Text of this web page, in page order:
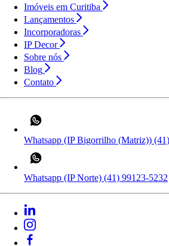
Imóveis em Curitiba
Lançamentos
Incorporadoras
IP Decor
Sobre nós
Blog
Contato
Whatsapp (IP Bigorrilho (Matriz))
Whatsapp (IP Norte) (41) 99123-5232